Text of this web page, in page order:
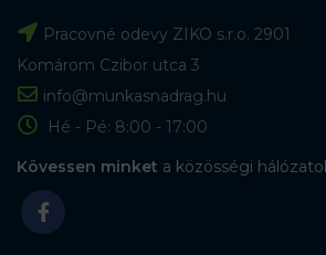
Pracovné odevy ZIKO s.r.o. 2901
Komárom Czibor utca 3
info@munkasnadrag.hu
Hé - Pé: 8:00 - 17:00
Kövessen minket a közösségi